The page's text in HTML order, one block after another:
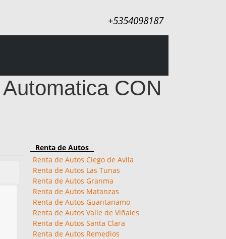
+5354098187
CON
Renta de Autos
Renta de Autos Ciego de Avila
Renta de Autos Las Tunas
Renta de Autos Granma
Renta de Autos Matanzas
Renta de Autos Guantanamo
Renta de Autos Valle de Viñales
Renta de Autos Santa Clara
Renta de Autos Remedios